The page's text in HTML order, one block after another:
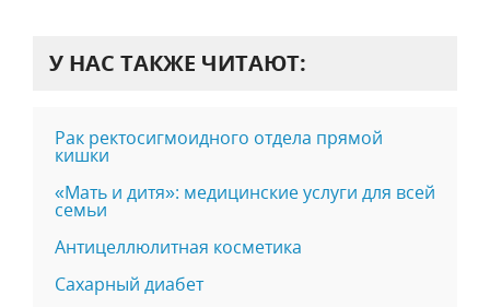
У НАС ТАКЖЕ ЧИТАЮТ:
Рак ректосигмоидного отдела прямой
кишки
«Мать и дитя»: медицинские услуги для всей
семьи
Антицеллюлитная косметика
Сахарный диабет